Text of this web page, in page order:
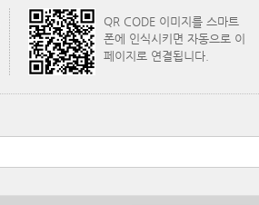
QR CODE 이미지를 스마트
폰에 인식시키면 자동으로 이
페이지로 연결됩니다.